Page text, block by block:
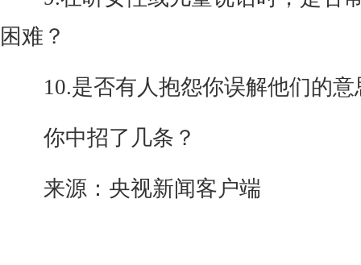
困难？
10.是否有人抱怨你误解他们的意
你中招了几条？
来源：央视新闻客户端